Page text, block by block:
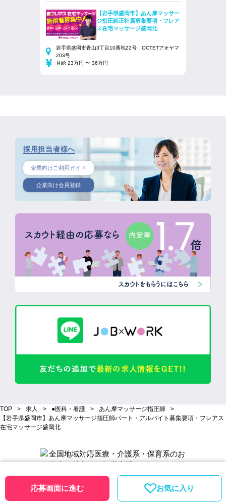
【岩手県盛岡市】あん摩マッサー
ジ指圧師正社員募集要項・フレア
ス在宅マッサージ盛岡北
岩手県盛岡市青山3丁目10番地22号 OCTETアオヤマ
203号
月給 23万円 〜 36万円
応募画面に進む お気に入り
採用担当者様へ
企業向けご利用ガイド
企業向け会員登録
TOP 求人 ●医科・看護
あん摩マッサージ指圧師
【岩手県盛岡市】あん摩マッサージ指圧師パート・アルバイト募集要項・フレアス
在宅マッサージ盛岡北